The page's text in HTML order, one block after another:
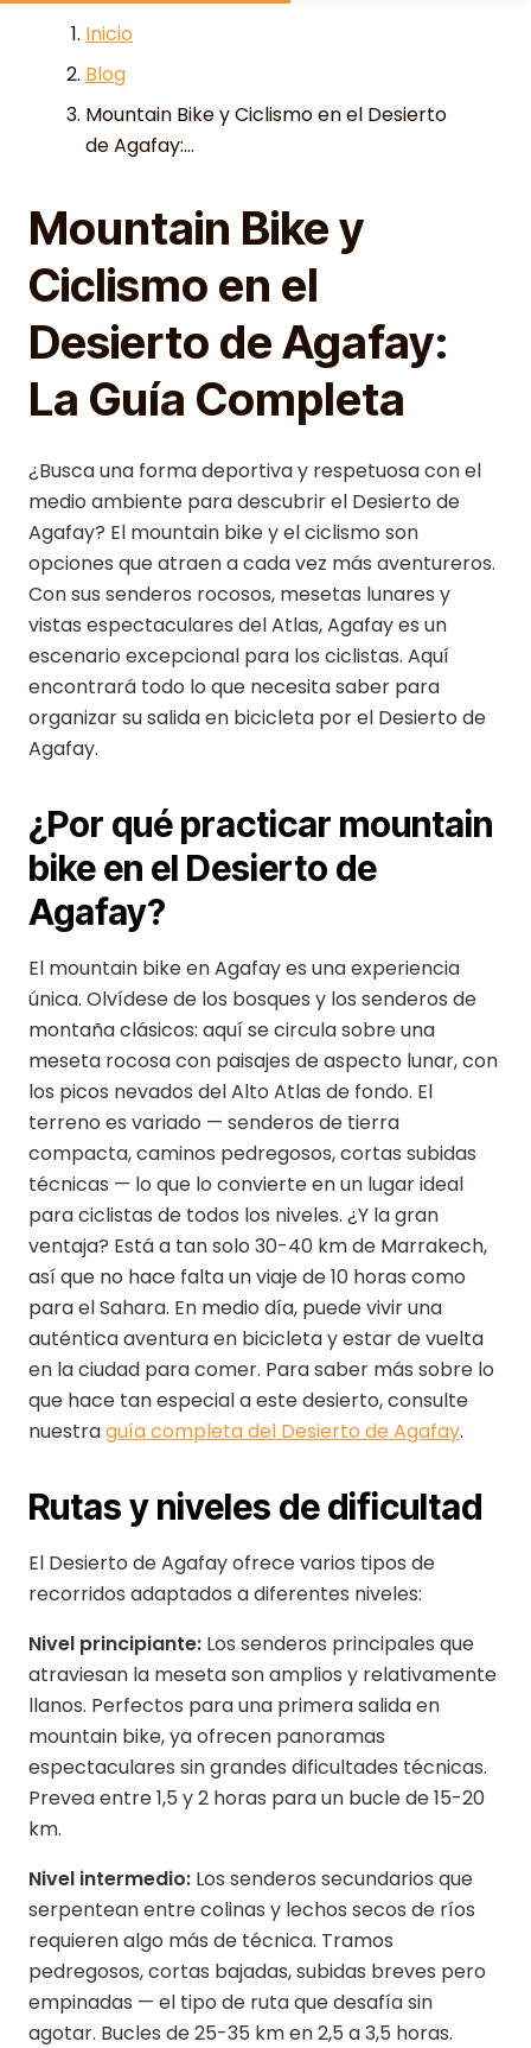
Skip to content
Inicio
Blog
Mountain Bike y Ciclismo en el Desierto
de Agafay:...
Mountain Bike y
Ciclismo en el
Desierto de Agafay:
La Guía Completa
¿Busca una forma deportiva y respetuosa con el
medio ambiente para descubrir el Desierto de
Agafay? El mountain bike y el ciclismo son
opciones que atraen a cada vez más aventureros.
Con sus senderos rocosos, mesetas lunares y
vistas espectaculares del Atlas, Agafay es un
escenario excepcional para los ciclistas. Aquí
encontrará todo lo que necesita saber para
organizar su salida en bicicleta por el Desierto de
Agafay.
¿Por qué practicar mountain
bike en el Desierto de
Agafay?
El mountain bike en Agafay es una experiencia
única. Olvídese de los bosques y los senderos de
montaña clásicos: aquí se circula sobre una
meseta rocosa con paisajes de aspecto lunar, con
los picos nevados del Alto Atlas de fondo. El
terreno es variado — senderos de tierra
compacta, caminos pedregosos, cortas subidas
técnicas — lo que lo convierte en un lugar ideal
para ciclistas de todos los niveles. ¿Y la gran
ventaja? Está a tan solo 30-40 km de Marrakech,
así que no hace falta un viaje de 10 horas como
para el Sahara. En medio día, puede vivir una
auténtica aventura en bicicleta y estar de vuelta
en la ciudad para comer. Para saber más sobre lo
que hace tan especial a este desierto, consulte
nuestraguía completa del Desierto de Agafay.
Rutas y niveles de dificultad
El Desierto de Agafay ofrece varios tipos de
recorridos adaptados a diferentes niveles:
Nivel principiante: Los senderos principales que
atraviesan la meseta son amplios y relativamente
llanos. Perfectos para una primera salida en
mountain bike, ya ofrecen panoramas
espectaculares sin grandes dificultades técnicas.
Prevea entre 1,5 y 2 horas para un bucle de 15-20
km.
Nivel intermedio: Los senderos secundarios que
serpentean entre colinas y lechos secos de ríos
requieren algo más de técnica. Tramos
pedregosos, cortas bajadas, subidas breves pero
empinadas — el tipo de ruta que desafía sin
agotar. Bucles de 25-35 km en 2,5 a 3,5 horas.